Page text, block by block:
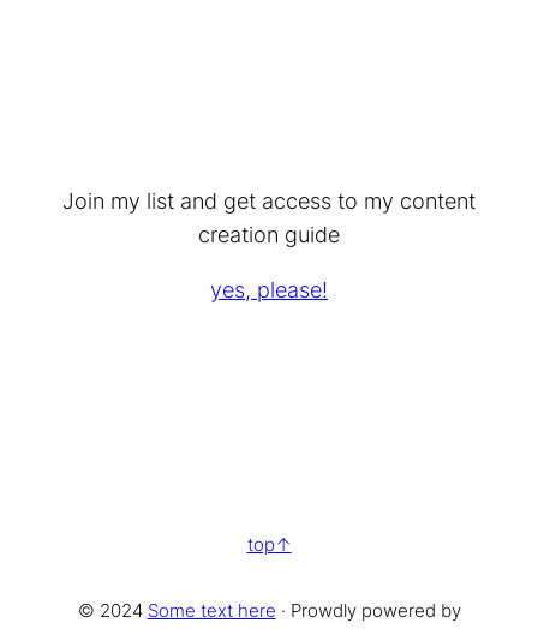
Join my list and get access to my content
creation guide
yes, please!
© 2024 Some text here · Prowdly powered by
top